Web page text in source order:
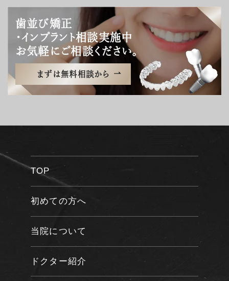
歯並び矯正
・インプラント相談実施中
お気軽にご相談ください。
まずは無料相談から
TOP
初めての方へ
当院について
ドクター紹介